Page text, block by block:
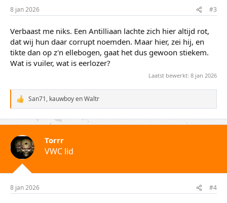
e
n
8 jan 2026 #3
Verbaast me niks. Een Antilliaan lachte zich hier altijd rot,
dat wij hun daar corrupt noemden. Maar hier, zei hij, en
tikte dan op z'n ellebogen, gaat het dus gewoon stiekem.
Wat is vuiler, wat is eerlozer?
Laatst bewerkt: 8 jan 2026
W
a
a
r
d
e
r
i
n
e
n
San71, kauwboyenWaltr
Torrr
VWC lid
8 jan 2026 #4